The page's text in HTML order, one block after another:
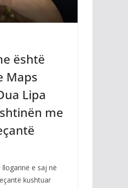
është
Maps
Lipa
me
llogarinë e saj në
kushtuar